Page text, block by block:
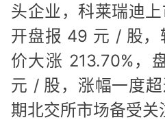
头企业，科莱瑞迪上
开盘报 49 元 / 股，
价大涨 213.70%，
元 / 股，涨幅一度
期北交所市场备受关